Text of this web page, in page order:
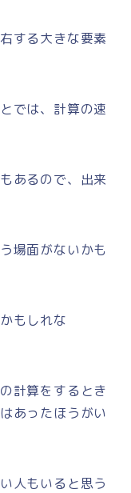
する大きな要素
では、計算の速
あるので、出来
場面がないかも
もしれな
計算をするとき
あったほうがい
人もいると思う